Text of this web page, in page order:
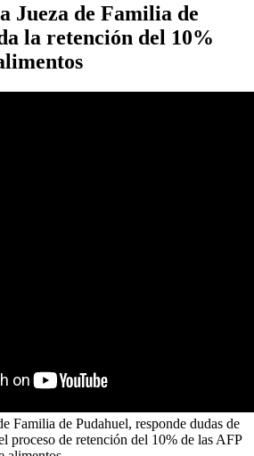
Jueza de Familia de
la retención del 10%
Familia de Pudahuel, responde dudas de
proceso de retención del 10% de las AFP